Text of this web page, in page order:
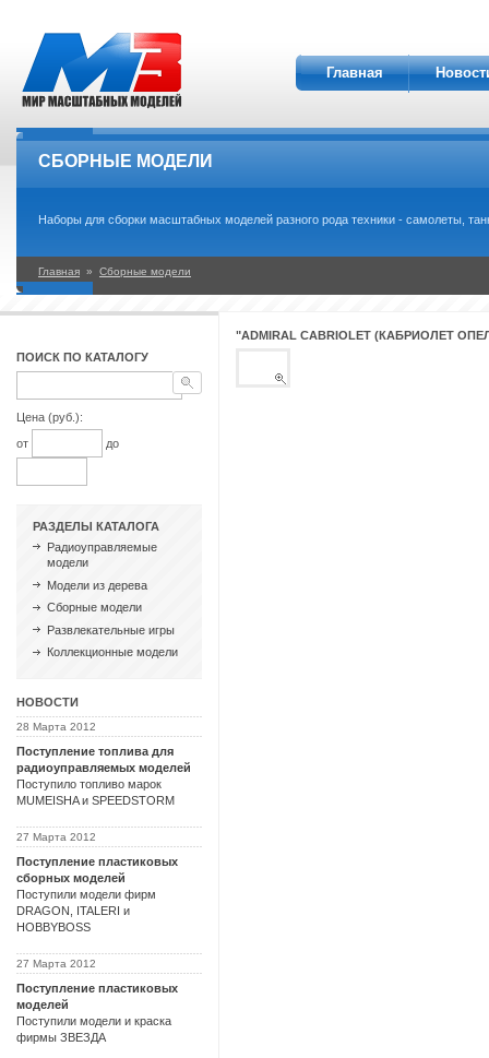
Главная
СБОРНЫЕ МОДЕЛИ
Наборы для сборки масштабных моделей разного рода техники - самолеты,
Главная » Сборные модели
ПОИСК ПО КАТАЛОГУ
Цена (руб.):
от
до
РАЗДЕЛЫ КАТАЛОГА
Радиоуправляемые
модели
Модели из дерева
Сборные модели
Развлекательные игры
Коллекционные модели
НОВОСТИ
28 Марта 2012
Поступление топлива для
радиоуправляемых моделей
Поступило топливо марок
MUMEISHA и SPEEDSTORM
27 Марта 2012
Поступление пластиковых
сборных моделей
Поступили модели фирм
DRAGON, ITALERI и
HOBBYBOSS
27 Марта 2012
Поступление пластиковых
моделей
Поступили модели и краска
фирмы ЗВЕЗДА
"ADMIRAL CABRIOLET (КАБРИОЛЕТ